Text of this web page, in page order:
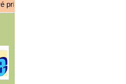
v prípade záujmu kontaktujte